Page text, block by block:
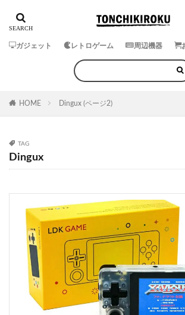
ガジェット レトロゲーム 周辺機器
HOME Dingux (ページ2)
TAG
Dingux